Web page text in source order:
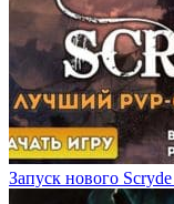
Запуск нового